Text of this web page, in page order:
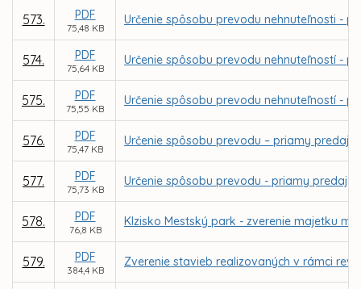
573. PDF
75,48 KB
Určenie spôsobu prevodu nehnuteľnosti -
574. PDF
75,64 KB
Určenie spôsobu prevodu nehnuteľností -
575. PDF
75,55 KB
Určenie spôsobu prevodu nehnuteľností -
576. PDF
75,47 KB
Určenie spôsobu prevodu – priamy predaj
577. PDF
75,73 KB
Určenie spôsobu prevodu - priamy predaj
578. PDF
76,8 KB
Klzisko Mestský park - zverenie majetku
579. PDF
384,4 KB
Zverenie stavieb realizovaných v rámci